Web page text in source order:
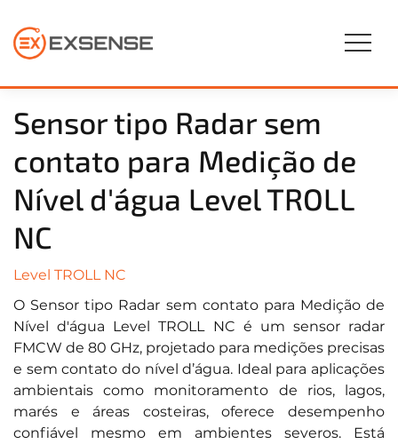
Sensor tipo Radar sem
contato para Medição de
Nível d'água Level TROLL
NC
Level TROLL NC
O Sensor tipo Radar sem contato para Medição de
Nível d'água Level TROLL NC é um sensor radar
FMCW de 80 GHz, projetado para medições precisas
e sem contato do nível d’água. Ideal para aplicações
ambientais como monitoramento de rios, lagos,
marés e áreas costeiras, oferece desempenho
confiável mesmo em ambientes severos. Está